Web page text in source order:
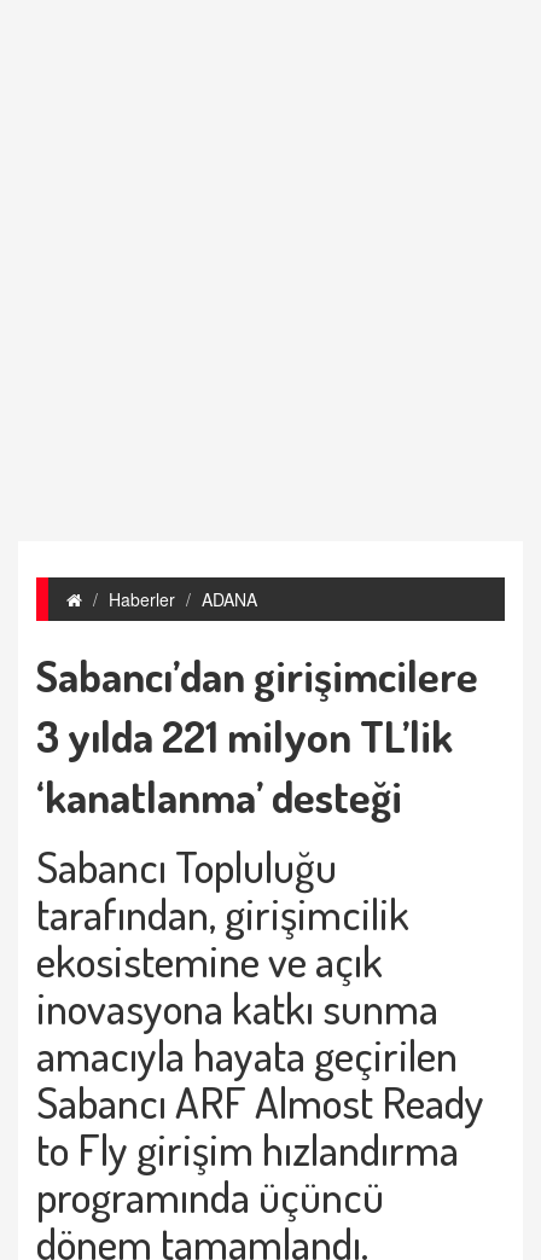
Haberler ADANA
Sabancı’dan girişimcilere
3 yılda 221 milyon TL’lik
‘kanatlanma’ desteği
Sabancı Topluluğu
tarafından, girişimcilik
ekosistemine ve açık
inovasyona katkı sunma
amacıyla hayata geçirilen
Sabancı ARF Almost Ready
to Fly girişim hızlandırma
programında üçüncü
dönem tamamlandı.